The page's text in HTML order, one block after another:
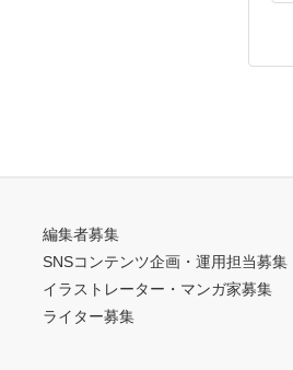
編集者募集
SNSコンテンツ企画・運用担当募集
イラストレーター・マンガ家募集
ライター募集